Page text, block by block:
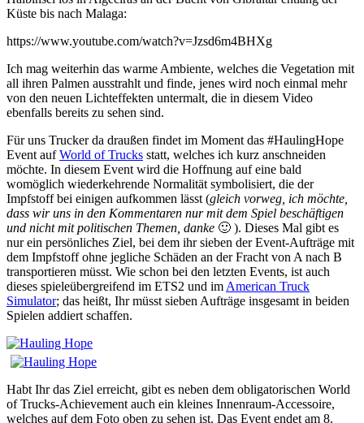
Küste bis nach Malaga:
https://www.youtube.com/watch?v=Jzsd6m4BHXg
Ich mag weiterhin das warme Ambiente, welches die Vegetation mit
all ihren Palmen ausstrahlt und finde, jenes wird noch einmal mehr
von den neuen Lichteffekten untermalt, die in diesem Video
ebenfalls bereits zu sehen sind.
Für uns Trucker da draußen findet im Moment das #HaulingHope
Event aufWorld of Trucks statt, welches ich kurz anschneiden
möchte. In diesem Event wird die Hoffnung auf eine bald
womöglich wiederkehrende Normalität symbolisiert, die der
Impfstoff bei einigen aufkommen lässt (gleich vorweg, ich möchte,
dass wir uns in den Kommentaren nur mit dem Spiel beschäftigen
und nicht mit politischen Themen, danke 🙂 ). Dieses Mal gibt es
nur ein persönliches Ziel, bei dem ihr sieben der Event-Aufträge mit
dem Impfstoff ohne jegliche Schäden an der Fracht von A nach B
transportieren müsst. Wie schon bei den letzten Events, ist auch
dieses spieleübergreifend im ETS2 und imAmerican Truck
Simulator; das heißt, Ihr müsst sieben Aufträge insgesamt in beiden
Spielen addiert schaffen.
Habt Ihr das Ziel erreicht, gibt es neben dem obligatorischen World
of Trucks-Achievement auch ein kleines Innenraum-Accessoire,
welches auf dem Foto oben zu sehen ist. Das Event endet am 8.